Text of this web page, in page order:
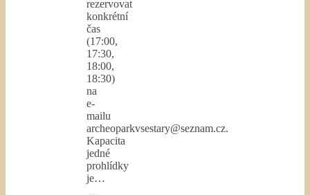
rezervovat
konkrétní
čas
(17:00,
17:30,
18:00,
18:30)
na
e-
mailu
archeoparkvsestary@seznam.cz.
Kapacita
jedné
prohlídky
je…